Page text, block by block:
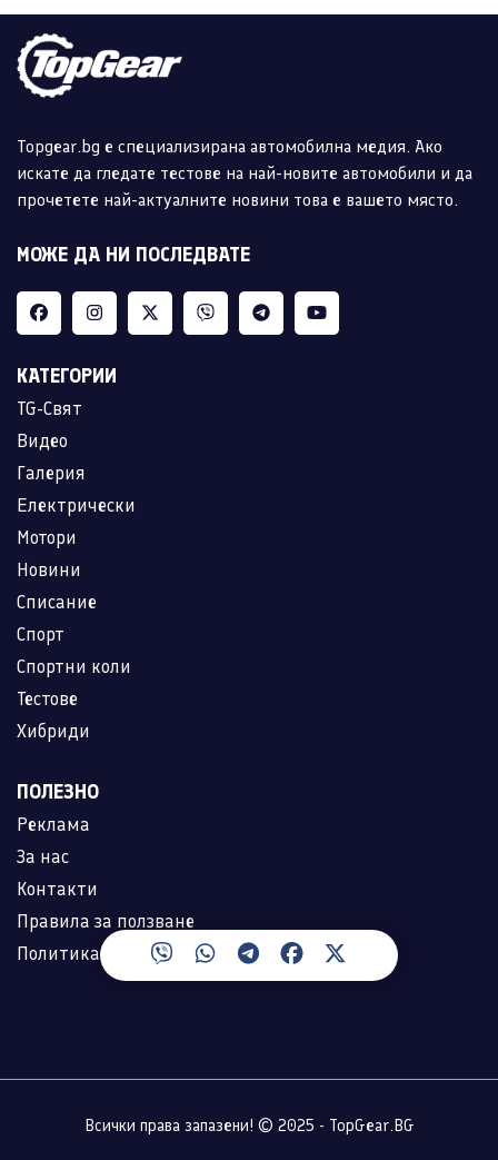
Topgear.bg е специализирана автомобилна медия. Ако
искате да гледате тестове на най-новите автомобили и да
прочетете най-актуалните новини това е вашето място.
МОЖЕ ДА НИ ПОСЛЕДВАТЕ
КАТЕГОРИИ
TG-Свят
Видео
Галерия
Електрически
Мотори
Новини
Списание
Спорт
Спортни коли
Тестове
Хибриди
ПОЛЕЗНО
Реклама
За нас
Контакти
Правила за ползване
Политика за лични данни
Всички права запазени! © 2025 - TopGear.BG